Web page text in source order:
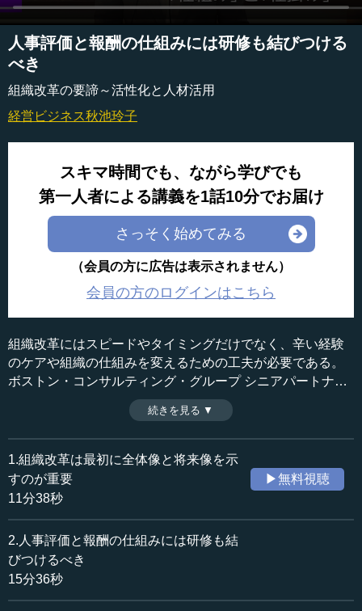
人事評価と報酬の仕組みには研修も結びつける
べき
組織改革の要諦～活性化と人材活用
経営ビジネス秋池玲子
スキマ時間でも、ながら学びでも
第一人者による講義を1話10分でお届け
さっそく始めてみる
（会員の方に広告は表示されません）
会員の方のログインはこちら
組織改革にはスピードやタイミングだけでなく、辛い経験
のケアや組織の仕組みを変えるための工夫が必要である。
ボストン・コンサルティング・グループ シニアパートナー
＆マネージングディレクター・秋池玲子氏が、地方バス会
社再生の経験や人事制度改革を事例に、経営者の心構えと
工夫のポイントである「仕掛け」について論じる。（全2話
中第2話）
収録日：2018年3月12日
追加日：2018年6月1日
カテゴリー：
ビジネス・経営
≪全文≫
●大転換はスタートから半年以内に行う
それから、組織改革は半年以内で、と言いましたが、こ
続きを見る ▼
1.組織改革は最初に全体像と将来像を示
すのが重要
11分38秒
▶無料視聴
2.人事評価と報酬の仕組みには研修も結
びつけるべき
15分36秒